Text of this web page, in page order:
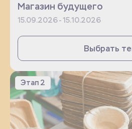
Магазин будущего
15.09.2026 - 15.10.2026
Выбрать
Этап 2